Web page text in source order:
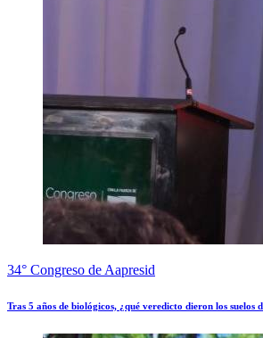
34° Congreso de Aapresid
Tras 5 años de biológicos, ¿qué veredicto dieron los suelos